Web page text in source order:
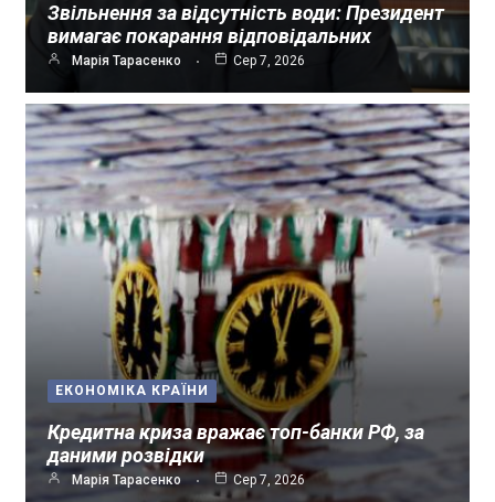
Звільнення за відсутність води: Президент
вимагає покарання відповідальних
Марія Тарасенко Сер 7, 2026
ЕКОНОМІКА КРАЇНИ
Кредитна криза вражає топ-банки РФ, за
даними розвідки
Марія Тарасенко Сер 7, 2026